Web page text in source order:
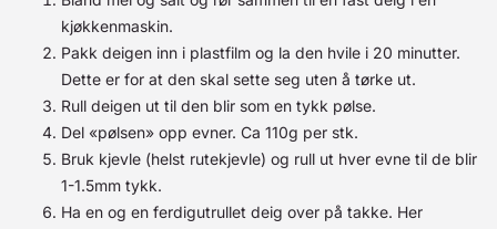
kjøkkenmaskin.
Pakk deigen inn i plastfilm og la den hvile i 20 minutter.
Dette er for at den skal sette seg uten å tørke ut.
Rull deigen ut til den blir som en tykk pølse.
Del «pølsen» opp evner. Ca 110g per stk.
Bruk kjevle (helst rutekjevle) og rull ut hver evne til de blir
1-1.5mm tykk.
Ha en og en ferdigutrullet deig over på takke. Her